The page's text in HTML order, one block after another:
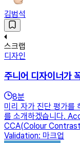
김범석
스크랩
디자인
주니어 디자이너가
8분
미리 자가 진단 평가를
를 소개하겠습니다.
CCA(Colour
Validation: 마크업